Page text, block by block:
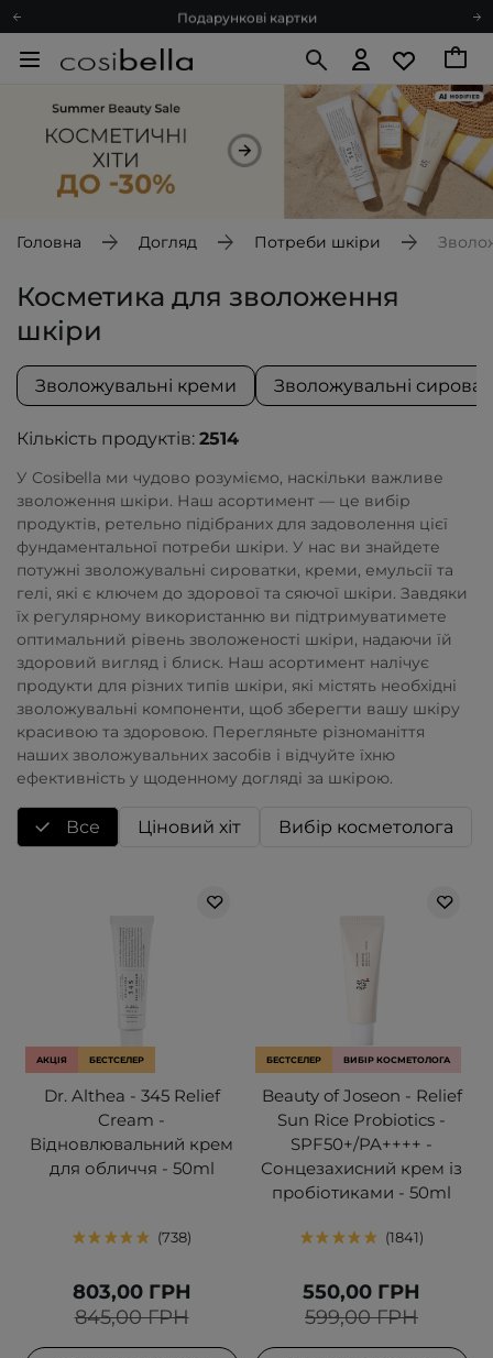
Подарункові картки
Запитай косметолога
Познайомимося?
Доставка з любов'ю
Блог
Головна Догляд Потреби шкіри
Косметика для зволоження
шкіри
Зволожувальні креми Зволожувальні
Кількість продуктів: 2514
У Cosibella ми чудово розуміємо, наскільки важливе
зволоження шкіри. Наш асортимент — це вибір
продуктів, ретельно підібраних для задоволення цієї
фундаментальної потреби шкіри. У нас ви знайдете
потужні зволожувальні сироватки, креми, емульсії та
гелі, які є ключем до здорової та сяючої шкіри. Завдяки
їх регулярному використанню ви підтримуватимете
оптимальний рівень зволоженості шкіри, надаючи їй
здоровий вигляд і блиск. Наш асортимент налічує
продукти для різних типів шкіри, які містять необхідні
зволожувальні компоненти, щоб зберегти вашу шкіру
красивою та здоровою. Перегляньте різноманіття
наших зволожувальних засобів і відчуйте їхню
ефективність у щоденному догляді за шкірою.
Все Ціновий хіт Вибір косметолога
АКЦІЯ БЕСТСЕЛЕР
Dr. Althea - 345 Relief
Cream -
Відновлювальний крем
для обличчя - 50ml
738
845,00 ГРН
803,00 ГРН
БЕСТСЕЛЕР ВИБІР КОСМЕТОЛОГА
Beauty of Joseon - Relief
Sun Rice Probiotics -
SPF50+/PA++++ -
Сонцезахисний крем із
пробіотиками - 50ml
1841
599,00 ГРН
550,00 ГРН